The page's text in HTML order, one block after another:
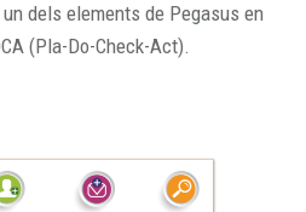
dels elements de Pegasus en
(Pla-Do-Check-Act).